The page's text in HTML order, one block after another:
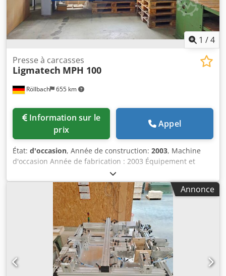
1 /4
Röllbach 655 km
Presse à carcasses
Ligmatech MPH 100
prix
Appel
État: d'occasion, Année de construction: 2003, Machine
d'occasion Année de fabrication : 2003 Équipement et
données techniques : - Presse pneumatique flexible avec
des temps de préparation très courts - La presse est
composée d’un châssis de presse robuste et d’un chariot
de presse facilement déplaçable - ainsi que des platines
de presse horizontales et verticales - Tous les éléments de
commande sont facilement accessibles - La MPH 100
permet, lors du pressage, de bloquer le chariot de presse
– de manière similaire à un serre-joint à vis - avec
3 platines de presse verticales Chjdpfozk N Nasx Akaea -
avec 2 platines de presse horizontales - Longueur du
Annonce